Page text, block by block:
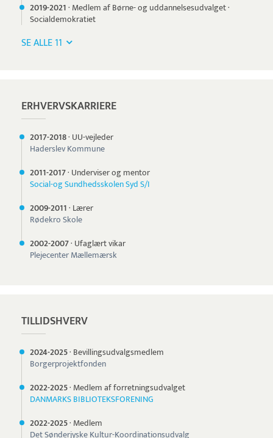
2019-2021· Medlem af Børne- og uddannelsesudvalget·
Socialdemokratiet
SE ALLE 11
ERHVERVSKARRIERE
2017-2018· UU-vejleder
Haderslev Kommune
2011-2017· Underviser og mentor
Social-og Sundhedsskolen Syd S/I
2009-2011· Lærer
Rødekro Skole
2002-2007· Ufaglært vikar
Plejecenter Mællemærsk
TILLIDSHVERV
2024-2025· Bevillingsudvalgsmedlem
Borgerprojektfonden
2022-2025· Medlem af forretningsudvalget
DANMARKS BIBLIOTEKSFORENING
2022-2025· Medlem
Det Sønderjyske Kultur-Koordinationsudvalg